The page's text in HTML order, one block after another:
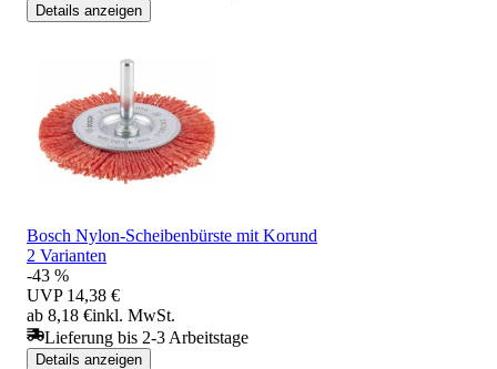
Details anzeigen
Bosch Nylon-Scheibenbürste mit Korund
2 Varianten
-43 %
UVP 14,38 €
ab 8,18 €inkl. MwSt.
Lieferung bis 2-3 Arbeitstage
Details anzeigen